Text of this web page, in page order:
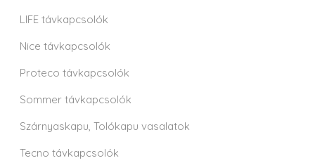
LIFE távkapcsolók
Nice távkapcsolók
Proteco távkapcsolók
Sommer távkapcsolók
Szárnyaskapu, Tolókapu vasalatok
Tecno távkapcsolók